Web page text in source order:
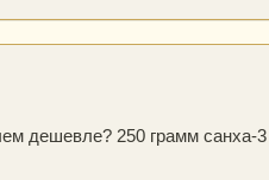
дешевле? 250 грамм санха-